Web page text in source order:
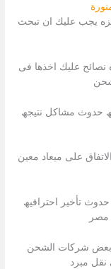
یجب علیك ان تبحث
علیك اخذھا فى
حدوث مشاكل نتیجھ
على میعاد معین
تأخیر احترافیھ
مصر
بعض شركات الشحن
نقل مبرد